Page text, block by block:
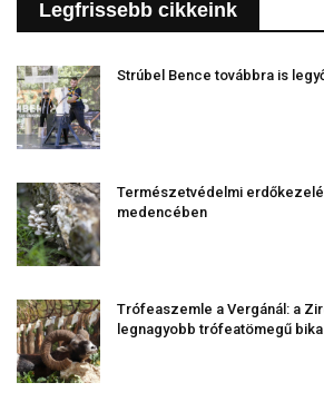
Legfrissebb cikkeink
Strúbel Bence továbbra is
Természetvédelmi
medencében
Trófeaszemle a Vergánál: a
legnagyobb trófeatömegű bika